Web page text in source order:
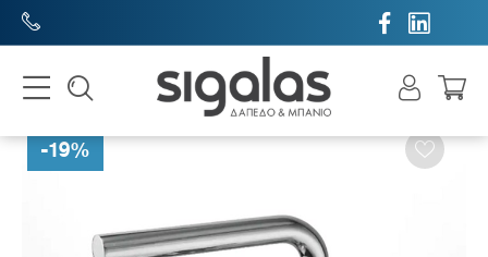
 
-19%